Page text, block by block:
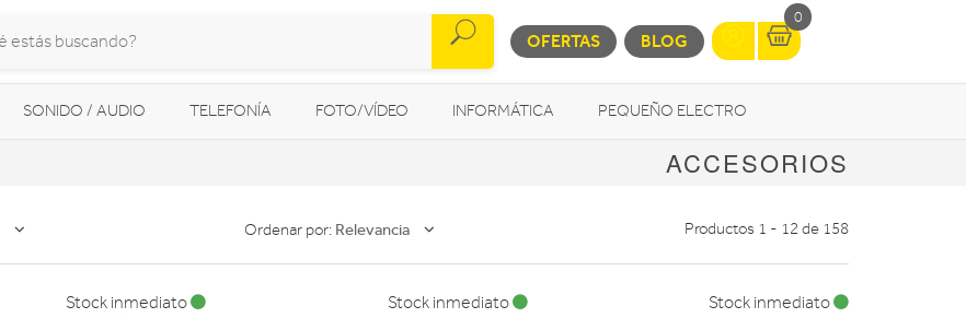
OFERTAS BLOG
0
SONIDO / AUDIO TELEFONÍA FOTO/VÍDEO INFORMÁTICA PEQUEÑO ELECTRO
ACCESORIOS
Ordenar por: Relevancia Productos 1 - 12 de 158
Stock inmediato Stock inmediato Stock inmediato